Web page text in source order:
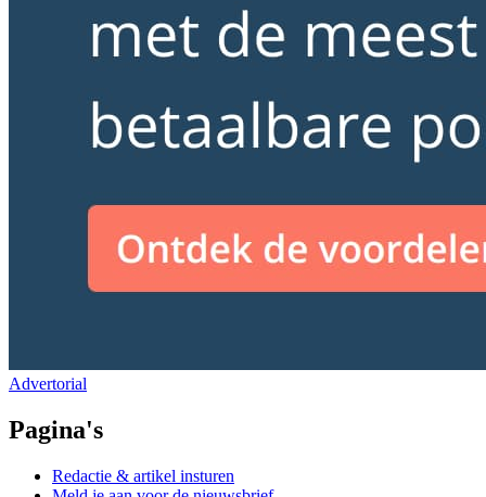
Advertorial
Pagina's
Redactie & artikel insturen